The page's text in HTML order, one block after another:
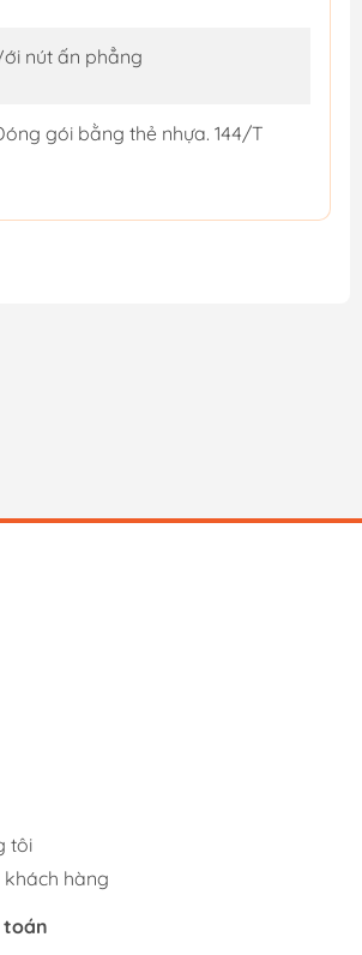
nút ấn phẳng
gói bằng thẻ nhựa. 144/T
tôi
hàng
toán